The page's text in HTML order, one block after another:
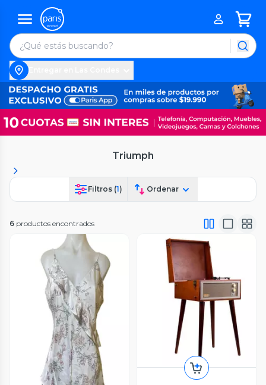
Triumph
Filtros (1) Ordenar
6 productos encontrados